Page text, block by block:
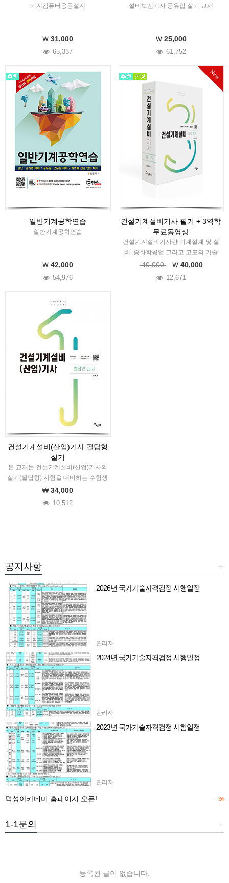
기계컴퓨터응용설계
31,000
65,337
설비보전기사 공유압 실기 교재
25,000
61,752
일반기계공학연습
일반기계공학연습
42,000
54,976
New
건설기계설비기사 필기 + 3역학
무료동영상
건설기계설비기사란 기계설계 및 설
비, 중화학공업 그리고 고도의 기술
집약적 산업 등의 기계관련 산업분야
자하여 제정된 국가기술자격증이다.
40,000 40,000
12,671
건설기계설비(산업)기사 필답형
실기
본 교재는 건설기계설비(산업)기사의
실기(필답형) 시험을 대비하는 수험생
들을 위한 수험서이다. 저자는 다년간
하여 본 교재를 집필하였다. 이 책의
34,000
10,512
+
공지사항
2026년 국가기술자격검정 시행일정
관리자
2024년 국가기술자격검정 시행일정
관리자
2023년 국가기술자격검정 시험일정
관리자
+94
덕성아카데미 홈페이지 오픈!
+
1-1문의
등록된 글이 없습니다.